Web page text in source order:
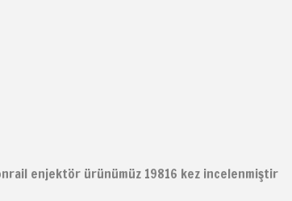
enjektör ürünümüz 19816 kez incelenmiştir